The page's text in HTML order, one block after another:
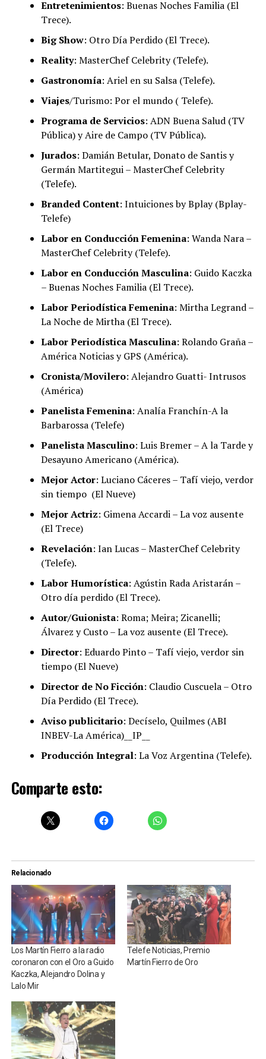
Entretenimientos: Buenas Noches Familia (El
Trece).
Big Show: Otro Día Perdido (El Trece).
Reality: MasterChef Celebrity (Telefe).
Gastronomía: Ariel en su Salsa (Telefe).
Viajes/Turismo: Por el mundo ( Telefe).
Programa de Servicios: ADN Buena Salud (TV
Pública) y Aire de Campo (TV Pública).
Jurados: Damián Betular, Donato de Santis y
Germán Martitegui – MasterChef Celebrity
(Telefe).
Branded Content: Intuiciones by Bplay (Bplay-
Telefe)
Labor en Conducción Femenina: Wanda Nara –
MasterChef Celebrity (Telefe).
Labor en Conducción Masculina: Guido Kaczka
– Buenas Noches Familia (El Trece).
Labor Periodística Femenina: Mirtha Legrand –
La Noche de Mirtha (El Trece).
Labor Periodística Masculina: Rolando Graña –
América Noticias y GPS (América).
Cronista/Movilero: Alejandro Guatti- Intrusos
(América)
Panelista Femenina: Analía Franchín-A la
Barbarossa (Telefe)
Panelista Masculino: Luis Bremer – A la Tarde y
Desayuno Americano (América).
Mejor Actor: Luciano Cáceres – Tafí viejo, verdor
sin tiempo (El Nueve)
Mejor Actriz: Gimena Accardi – La voz ausente
(El Trece)
Revelación: Ian Lucas – MasterChef Celebrity
(Telefe).
Labor Humorística: Agústin Rada Aristarán –
Otro día perdido (El Trece).
Autor/Guionista: Roma; Meira; Zicanelli;
Álvarez y Custo – La voz ausente (El Trece).
Director: Eduardo Pinto – Tafí viejo, verdor sin
tiempo (El Nueve)
Director de No Ficción: Claudio Cuscuela – Otro
Día Perdido (El Trece).
Aviso publicitario: Decíselo, Quilmes (ABI
INBEV-La América)__IP__
Producción Integral: La Voz Argentina (Telefe).
Comparte esto:
Relacionado
Los Martín Fierro a la radio
coronaron con el Oro a Guido
Kaczka, Alejandro Dolina y
Lalo Mir
Telefe Noticias, Premio
Martín Fierro de Oro